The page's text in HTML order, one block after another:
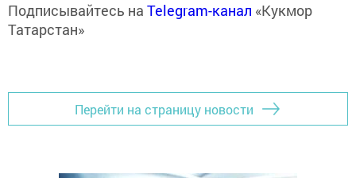
Подписывайтесь на Telegram-канал «Кукмор
Татарстан»
Перейти на страницу новости